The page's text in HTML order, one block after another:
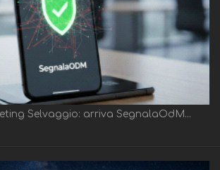
Selvaggio: arriva SegnalaOdM...